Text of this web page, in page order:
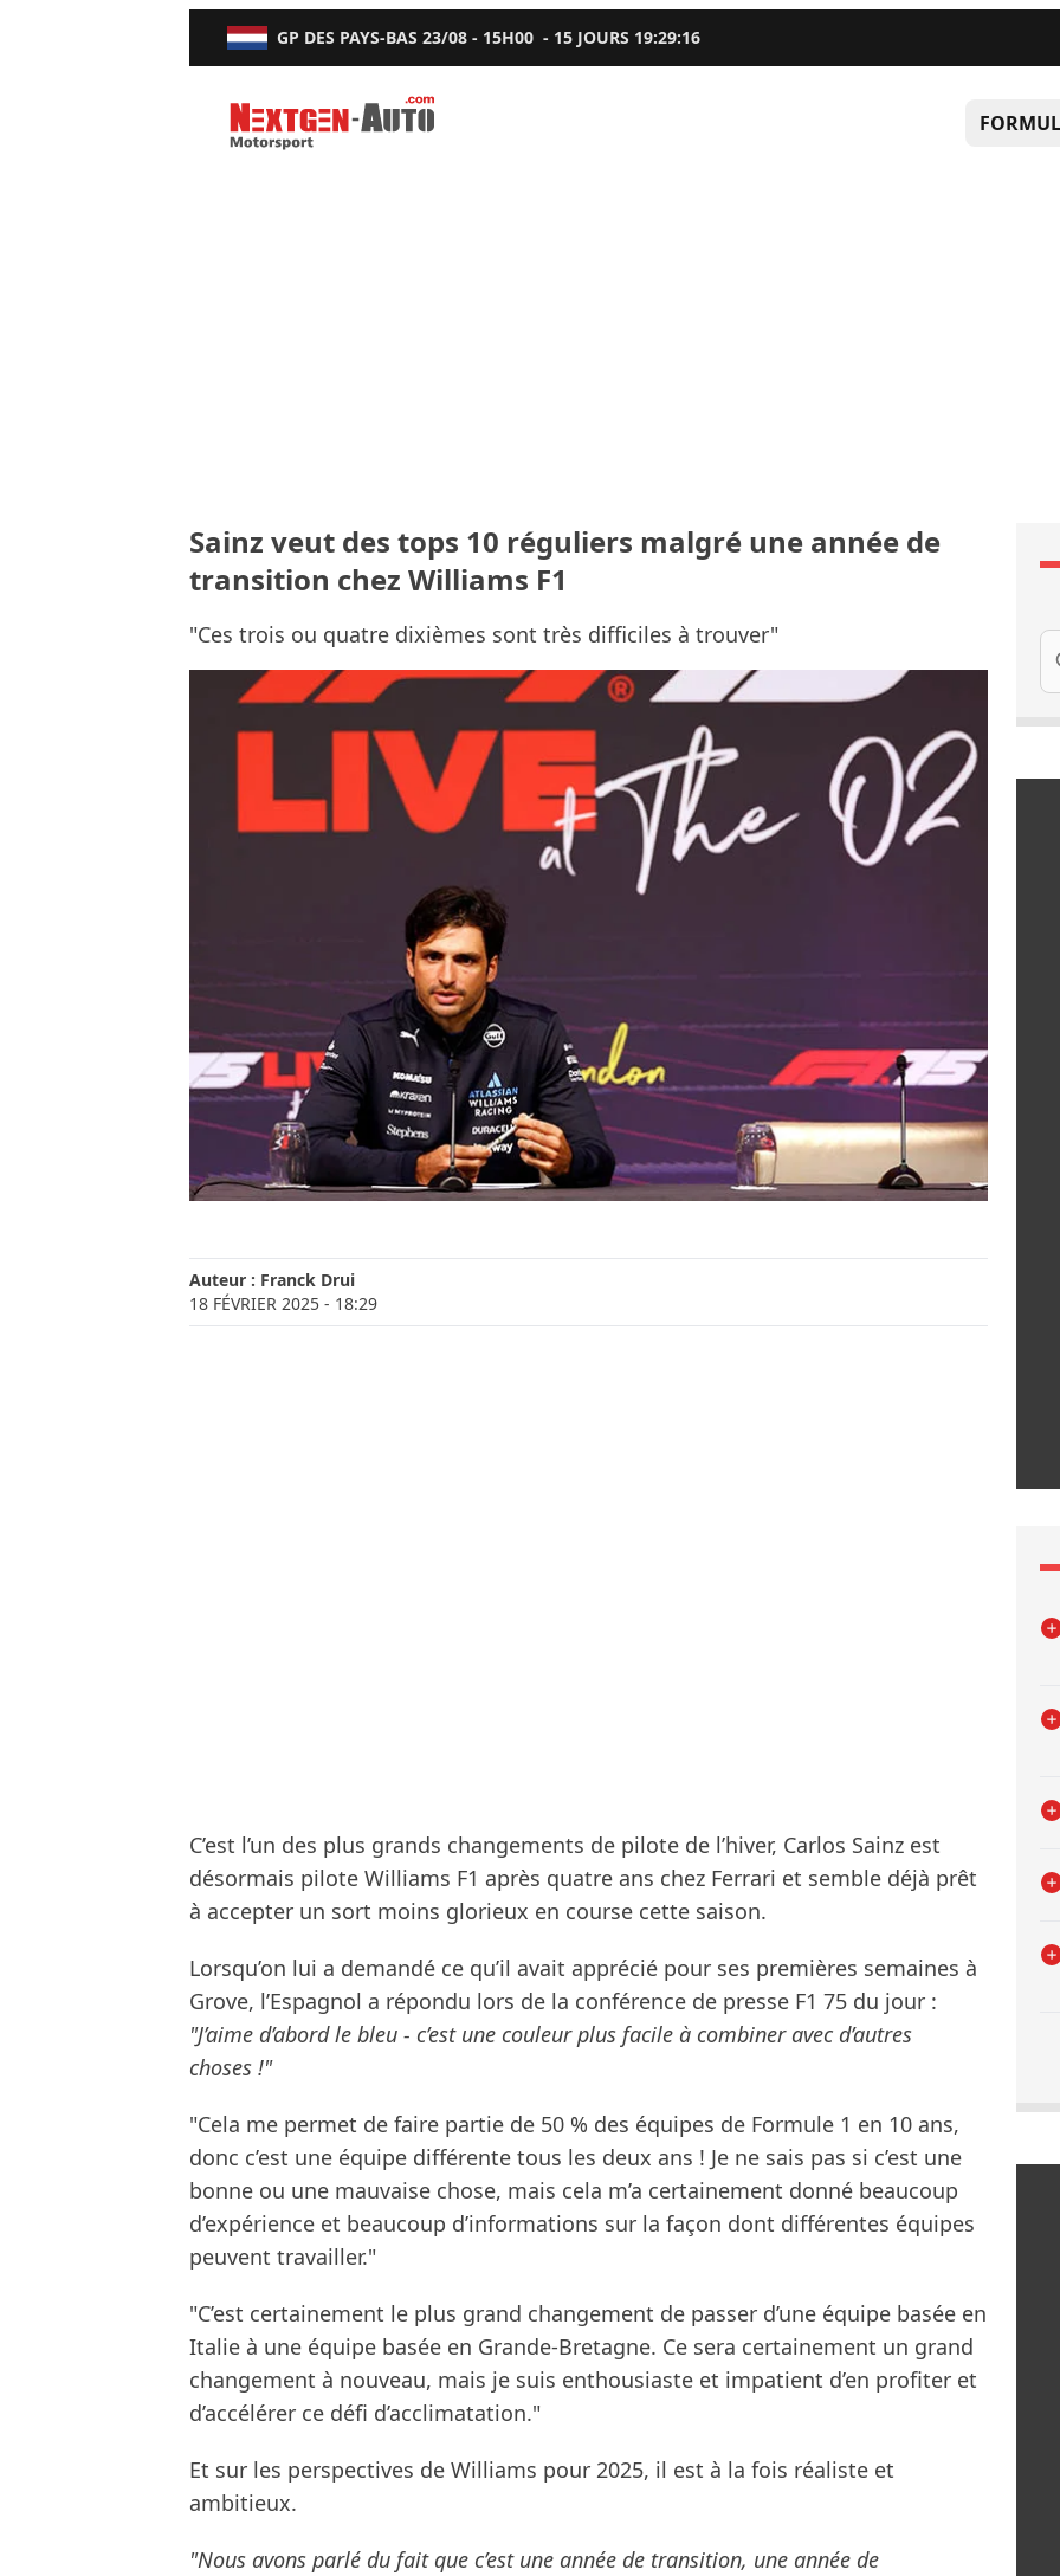
GP DES PAYS-BAS 23/08 - 15H00 - 15 JOURS 19:29:15
Nextgen-Auto.com
Sainz veut des tops 10 réguliers malgré une année de
transition chez Williams F1
"Ces trois ou quatre dixièmes sont très difficiles à trouver"
Auteur : Franck Drui
18 FÉVRIER 2025 - 18:29
C’est l’un des plus grands changements de pilote de l’hiver, Carlos Sainz est
désormais pilote Williams F1 après quatre ans chez Ferrari et semble déjà prêt
à accepter un sort moins glorieux en course cette saison.
Lorsqu’on lui a demandé ce qu’il avait apprécié pour ses premières semaines à
Grove, l’Espagnol a répondu lors de la conférence de presse F1 75 du jour :
"J’aime d’abord le bleu - c’est une couleur plus facile à combiner avec d’autres
choses !"
"Cela me permet de faire partie de 50 % des équipes de Formule 1 en 10 ans,
donc c’est une équipe différente tous les deux ans ! Je ne sais pas si c’est une
bonne ou une mauvaise chose, mais cela m’a certainement donné beaucoup
d’expérience et beaucoup d’informations sur la façon dont différentes équipes
peuvent travailler."
"C’est certainement le plus grand changement de passer d’une équipe basée en
Italie à une équipe basée en Grande-Bretagne. Ce sera certainement un grand
changement à nouveau, mais je suis enthousiaste et impatient d’en profiter et
d’accélérer ce défi d’acclimatation."
Et sur les perspectives de Williams pour 2025, il est à la fois réaliste et
ambitieux.
"Nous avons parlé du fait que c’est une année de transition, une année de